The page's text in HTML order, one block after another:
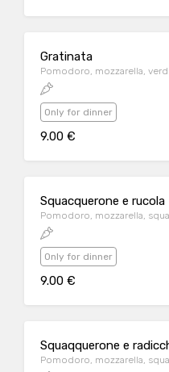
Gratinata
Pomodoro, mozzarella,
Only for dinner
9.00 €
Squacquerone e rucola
Pomodoro, mozzarella,
Only for dinner
9.00 €
Squaqquerone e
Pomodoro, mozzarella,